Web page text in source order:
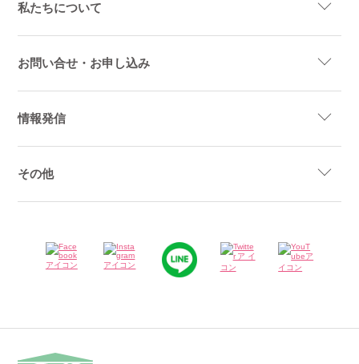
私たちについて
お問い合せ・お申し込み
情報発信
その他